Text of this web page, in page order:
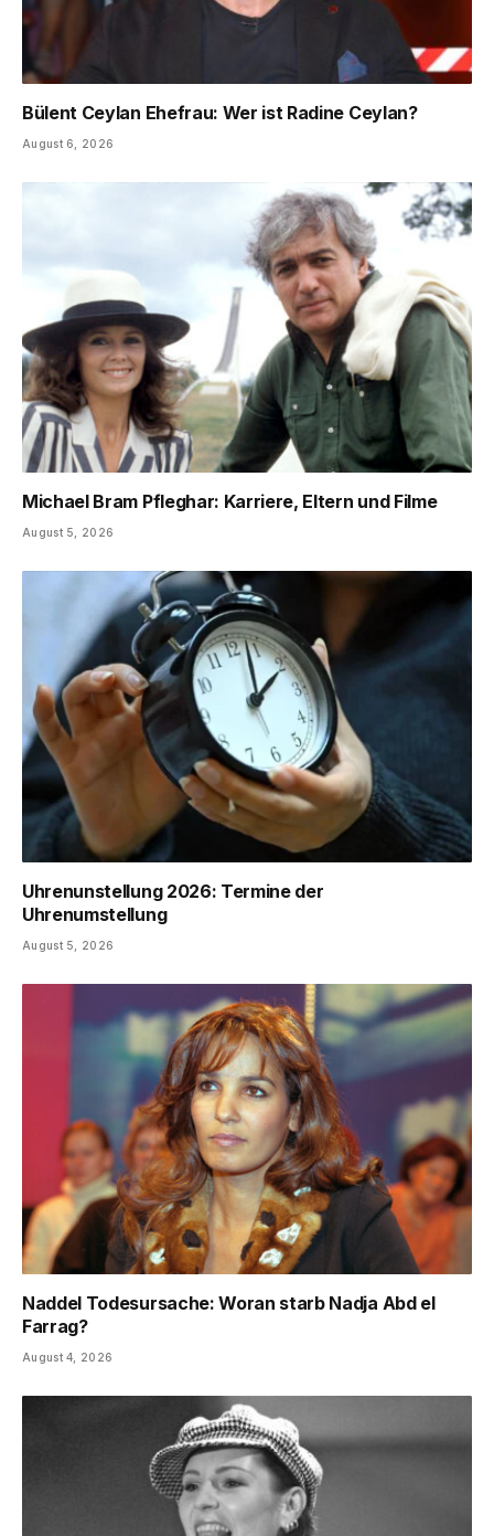
Bülent Ceylan Ehefrau: Wer ist Radine Ceylan?
August 6, 2026
Michael Bram Pfleghar: Karriere, Eltern und Filme
August 5, 2026
Uhrenunstellung 2026: Termine der
Uhrenumstellung
August 5, 2026
Naddel Todesursache: Woran starb Nadja Abd el
Farrag?
August 4, 2026